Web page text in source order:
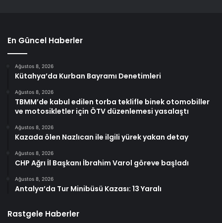
En Güncel Haberler
Ağustos 8, 2026
Kütahya’da Kurban Bayramı Denetimleri
Ağustos 8, 2026
TBMM’de kabul edilen torba teklifle binek otomobiller
ve motosikletler için ÖTV düzenlemesi yasalaştı
Ağustos 8, 2026
Kazada ölen Nazlıcan ile ilgili yürek yakan detay
Ağustos 8, 2026
CHP Ağrı İl Başkanı İbrahim Varol göreve başladı
Ağustos 8, 2026
Antalya’da Tur Minibüsü Kazası: 13 Yaralı
Rastgele Haberler